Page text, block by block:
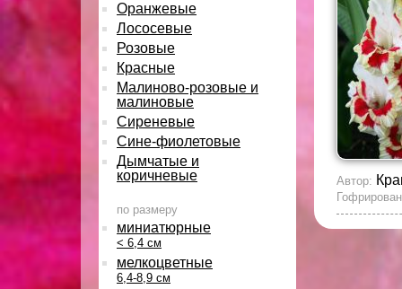
Оранжевые
Лососевые
Розовые
Красные
Малиново-розовые и
малиновые
Сиреневые
Сине-фиолетовые
Дымчатые и
коричневые
по размеру
миниатюрные
< 6,4 см
мелкоцветные
6,4-8,9 см
Автор: